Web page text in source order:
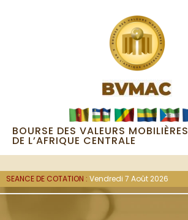
BOURSE DES VALEURS MOBILIÈRES
DE L’AFRIQUE CENTRALE
SEANCE DE COTATION : Vendredi 7 Août 2026